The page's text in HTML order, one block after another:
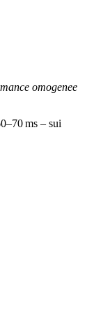
omogenee
ms – sui